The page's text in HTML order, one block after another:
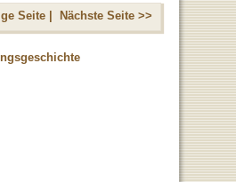
Seite | Nächste Seite >>